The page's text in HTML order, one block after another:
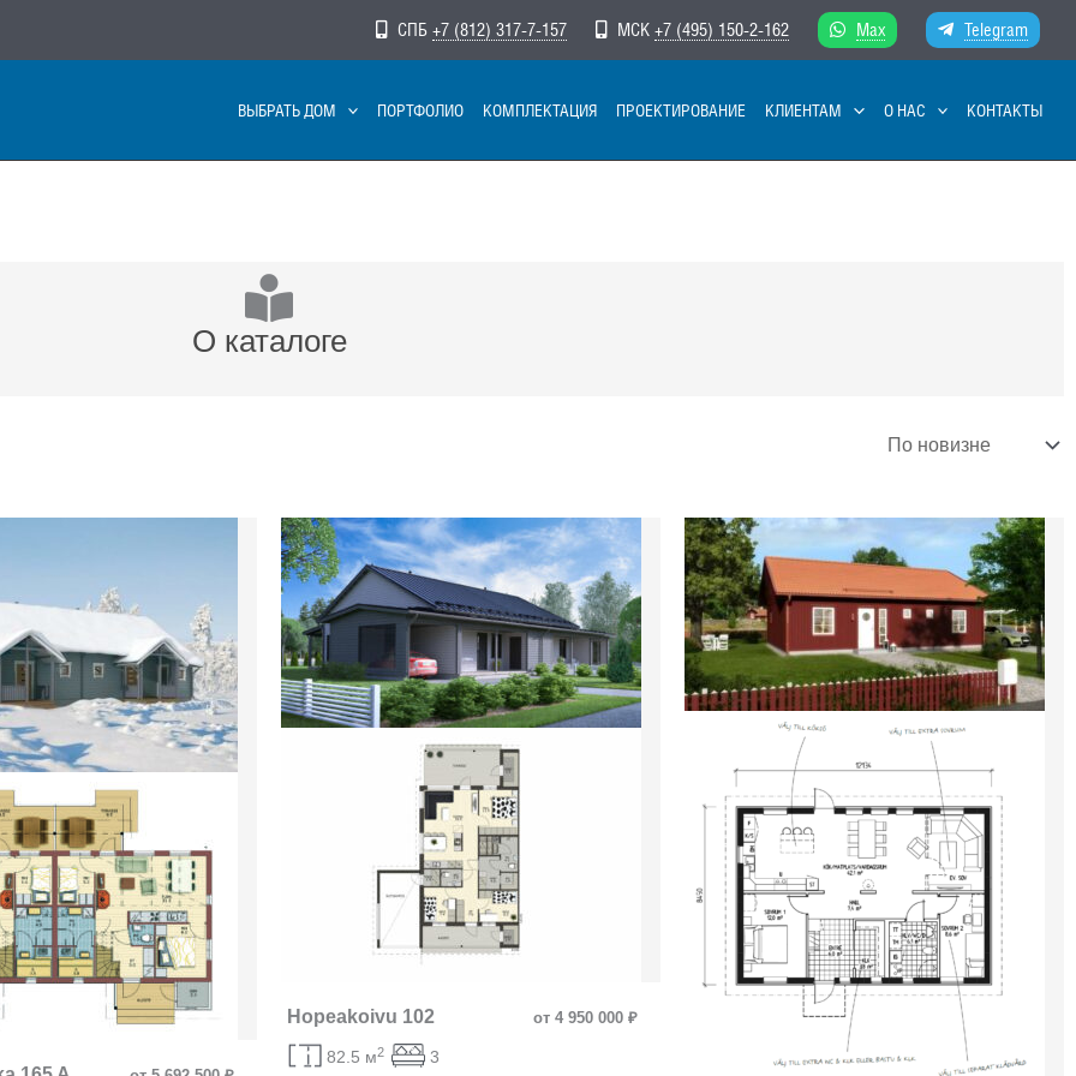
СПБ +7 (812) 317-7-157 МСК +7 (495) 150-2-162 Max Telegram
ВЫБРАТЬ ДОМ ПОРТФОЛИО КОМПЛЕКТАЦИЯ ПРОЕКТИРОВАНИЕ КЛИЕНТАМ О НАС КОНТАКТЫ
О каталоге
Hopeakoivu 102 от 4 950 000 ₽
82.5 м2 3